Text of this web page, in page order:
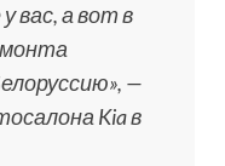
вас, а вот в
—
Kia в